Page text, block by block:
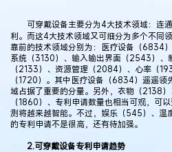
可穿戴设备主要分为4大技术领域：连通
利。而这4大技术领域又可细分为多个不同
靠前的技术领域分别为：医疗设备（6834
系统（3130）、输入输出界面（2543）、
（2133）、资源管理（2084）、心率（
（1720）。其中医疗设备（6834）遥遥
域占据了重要的分量。另外，衣物（2138
（1860）、专利申请数量也相当可观，可
测将越来越智能。不过，娱乐（545）、
的专利申请不是很高，还有待加强。
2.可穿戴设备专利申请趋势